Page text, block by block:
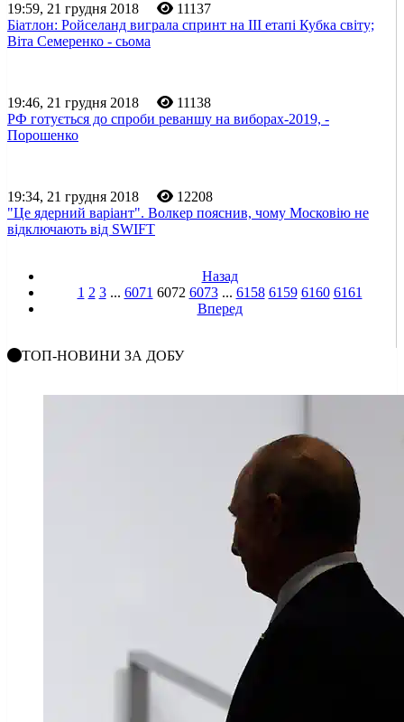
19:59, 21 грудня 2018
11137
Біатлон: Ройселанд виграла спринт на III етапі Кубка світу;
Віта Семеренко - сьома
19:46, 21 грудня 2018
11138
РФ готується до спроби реваншу на виборах-2019, -
Порошенко
19:34, 21 грудня 2018
12208
"Це ядерний варіант". Волкер пояснив, чому Московію не
відключають від SWIFT
Назад
1 2 3 ... 6071 6072 6073 ... 6158 6159 6160 6161
Вперед
ТОП-НОВИНИ ЗА ДОБУ